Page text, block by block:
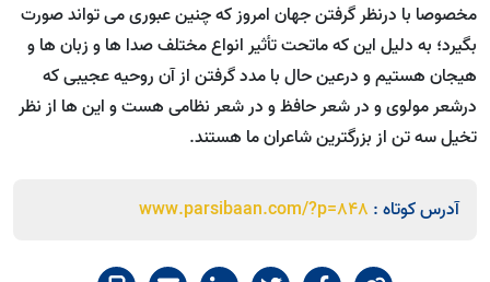
مخصوصا با درنظر گرفتن جهان امروز که چنین عبوری می تواند صورت
بگیرد؛ به دلیل این که ماتحت تأثیر انواع مختلف صدا ها و زبان ها و
هیجان هستیم و درعین حال با مدد گرفتن از آن روحیه عجیبی که
درشعر مولوی و در شعر حافظ و در شعر نظامی هست و این ها از نظر
تخیل سه تن از بزرگترین شاعران ما هستند.
آدرس کوتاه : www.parsibaan.com/?p=848